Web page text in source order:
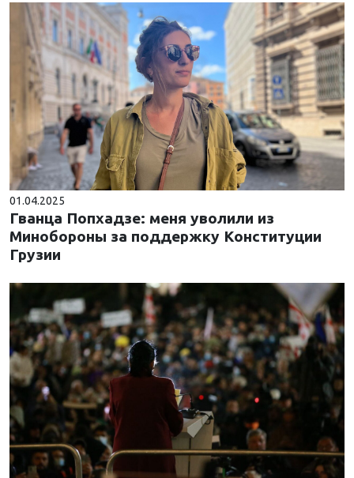
01.04.2025
Гванца Попхадзе: меня уволили из
Минобороны за поддержку Конституции
Грузии